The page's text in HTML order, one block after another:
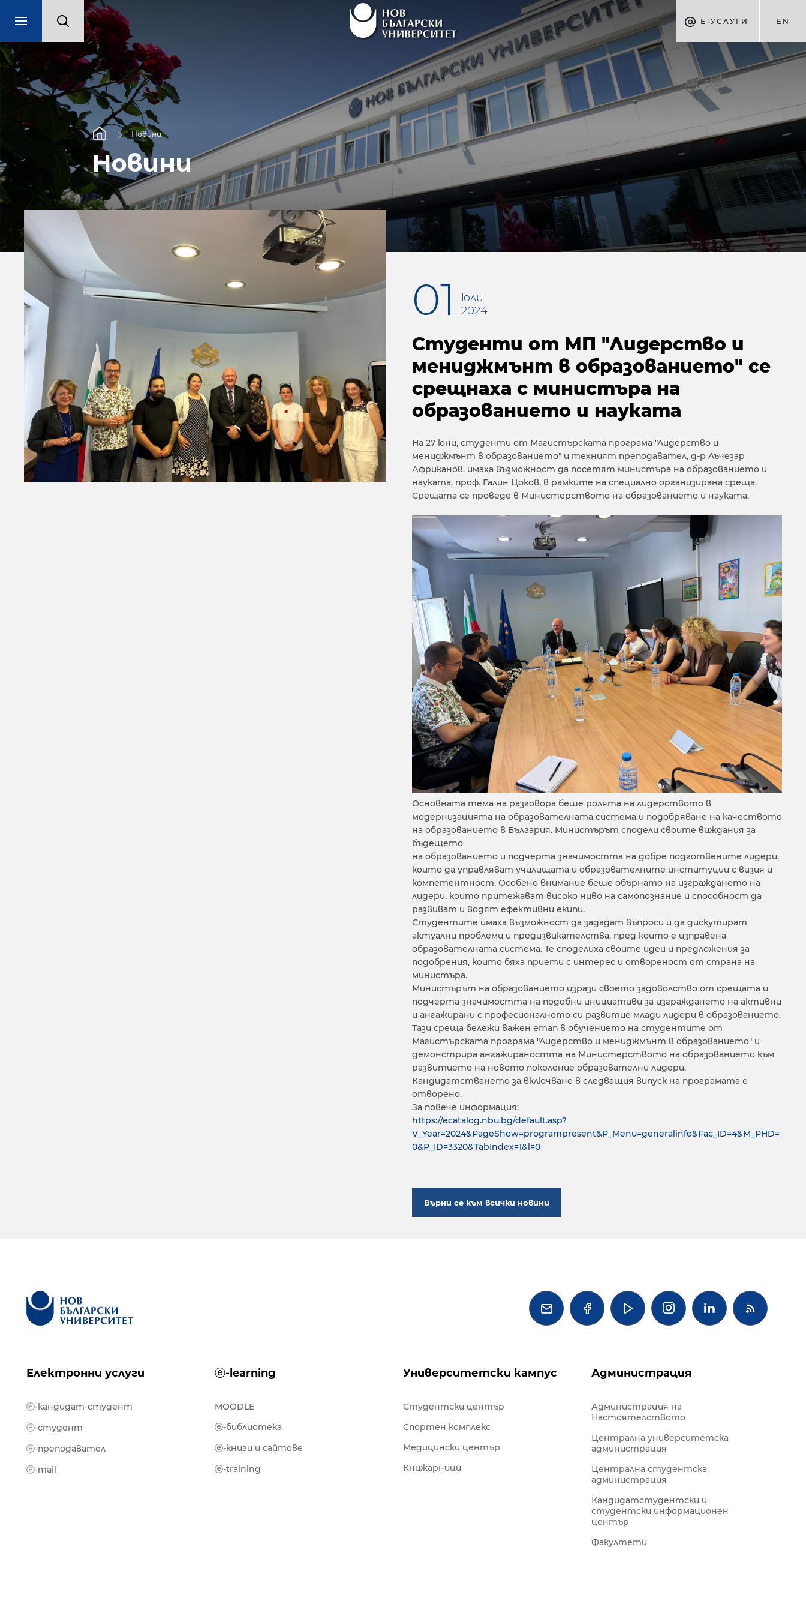
Е-УСЛУГИ EN
Новини
Новини
01
юли
2024
Студенти от МП "Лидерство и
мениджмънт в образованието" се
срещнаха с министъра на
образованието и науката
На 27 юни, студенти от Магистърската програма "Лидерство и
мениджмънт в образованието" и техният преподавател, д-р Лъчезар
Африканов, имаха възможност да посетят министъра на образованието и
науката, проф. Галин Цоков, в рамките на специално организирана среща.
Срещата се проведе в Министерството на образованието и науката.
Основната тема на разговора беше ролята на лидерството в
модернизацията на образователната система и подобряване на качеството
на образованието в България. Министърът сподели своите виждания за
бъдещето
на образованието и подчерта значимостта на добре подготвените лидери,
които да управляват училищата и образователните институции с визия и
компетентност. Особено внимание беше обърнато на изграждането на
лидери, които притежават високо ниво на самопознание и способност да
развиват и водят ефективни екипи.
Студентите имаха възможност да зададат въпроси и да дискутират
актуални проблеми и предизвикателства, пред които е изправена
образователната система. Те споделиха своите идеи и предложения за
подобрения, които бяха приети с интерес и отвореност от страна на
министъра.
Министърът на образованието изрази своето задоволство от срещата и
подчерта значимостта на подобни инициативи за изграждането на активни
и ангажирани с професионалното си развитие млади лидери в образованието.
Тази среща бележи важен етап в обучението на студентите от
Магистърската програма "Лидерство и мениджмънт в образованието" и
демонстрира ангажираността на Министерството на образованието към
развитието на новото поколение образователни лидери.
Кандидатстването за включване в следващия випуск на програмата е
отворено.
За повече информация:
https://ecatalog.nbu.bg/default.asp?
V_Year=2024&PageShow=programpresent&P_Menu=generalinfo&Fac_ID=4&M_PHD=
0&P_ID=3320&TabIndex=1&l=0
Върни се към всички новини
   
Електронни услуги ⓔ-learning Университетски кампус Администрация
ⓔ-кандидат-студент
ⓔ-студент
ⓔ-преподавател
ⓔ-mail
MOODLE
ⓔ-библиотека
ⓔ-книги и сайтове
ⓔ-training
Студентски център
Спортен комплекс
Медицински център
Книжарници
Администрация на
Настоятелството
Централна университетска
администрация
Централна студентска
администрация
Кандидатстудентски и
студентски информационен
център
Факултети